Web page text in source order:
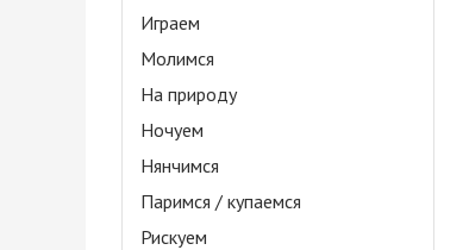
Играем
Молимся
На природу
Ночуем
Нянчимся
Паримся / купаемся
Рискуем